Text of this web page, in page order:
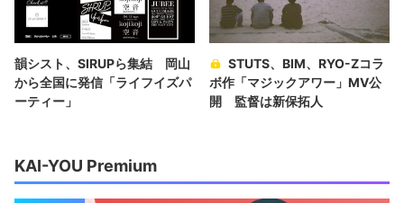
韻シスト、SIRUPら集結 岡山
から全国に発信「ライフイズパ
ーティー」
STUTS、BIM、RYO-Zコラ
ボ作「マジックアワー」MV公
開 監督は新保拓人
KAI-YOU Premium